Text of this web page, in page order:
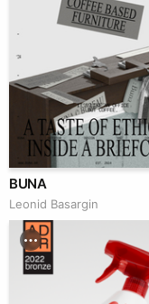
BUNA
Leonid Basargin